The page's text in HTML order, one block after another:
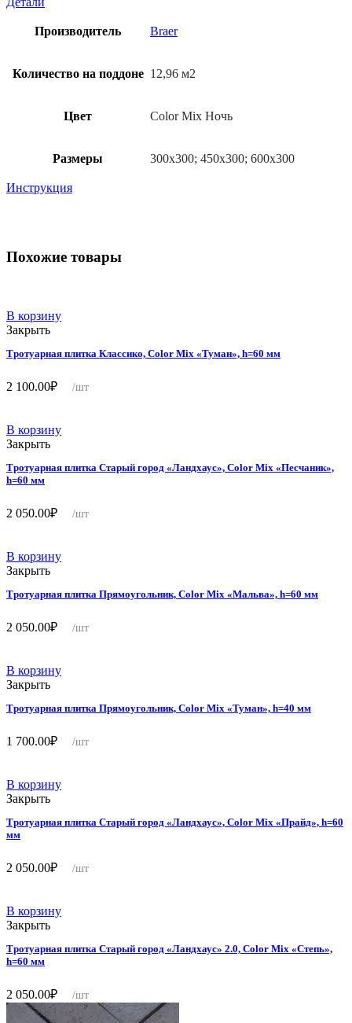
Производитель Braer
Количество на поддоне 12,96 м2
Цвет Color Mix Ночь
Размеры 300х300; 450х300; 600х300
Инструкция
Похожие товары
В корзину
Закрыть
Тротуарная плитка Классико, Color Mix «Туман», h=60 мм
2 100.00₽ /шт
В корзину
Закрыть
Тротуарная плитка Старый город «Ландхаус», Color Mix «Песчаник»,
h=60 мм
2 050.00₽ /шт
В корзину
Закрыть
Тротуарная плитка Прямоугольник, Color Mix «Мальва», h=60 мм
2 050.00₽ /шт
В корзину
Закрыть
Тротуарная плитка Прямоугольник, Color Mix «Туман», h=40 мм
1 700.00₽ /шт
В корзину
Закрыть
Тротуарная плитка Старый город «Ландхаус», Color Mix «Прайд», h=60
мм
2 050.00₽ /шт
В корзину
Закрыть
Тротуарная плитка Старый город «Ландхаус» 2.0, Color Mix «Степь»,
h=60 мм
2 050.00₽ /шт